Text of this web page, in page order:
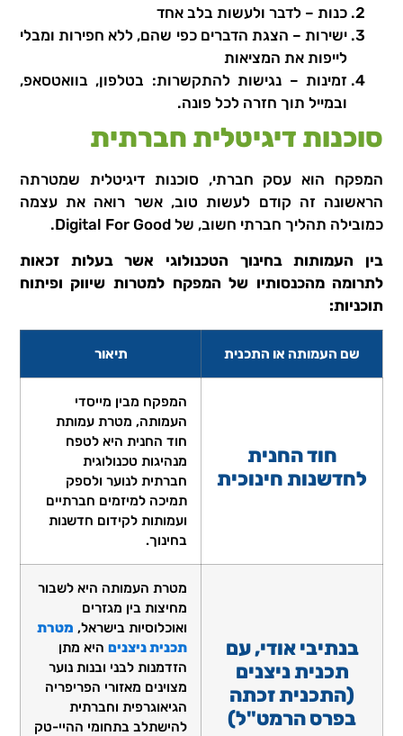
כנות – לדבר ולעשות בלב אחד
ישירות – הצגת הדברים כפי שהם, ללא חפירות ומבלי
לייפות את המציאות
זמינות – נגישות להתקשרות: בטלפון, בוואטסאפ,
ובמייל תוך חזרה לכל פונה.
סוכנות דיגיטלית חברתית
המפקח הוא עסק חברתי, סוכנות דיגיטלית שמטרתה
הראשונה זה קודם לעשות טוב, אשר רואה את עצמה
כמובילה תהליך חברתי חשוב, של Digital For Good.
בין העמותות בחינוך הטכנולוגי אשר בעלות זכאות
לתרומה מהכנסותיו של המפקח למטרות שיווק ופיתוח
תוכניות:
שם העמותה או התכנית תיאור
חוד החנית
לחדשנות חינוכית
המפקח מבין מייסדי
העמותה, מטרת עמותת
חוד החנית היא לטפח
מנהיגות טכנולוגית
חברתית לנוער ולספק
תמיכה למיזמים חברתיים
ועמותות לקידום חדשנות
בחינוך.
בנתיבי אודי, עם
תכנית ניצנים
(התכנית זכתה
בפרס הרמט"ל)
מטרת העמותה היא לשבור
מחיצות בין מגזרים
ואוכלוסיות בישראל, מטרת
תכנית ניצניםהיא מתן
הזדמנות לבני ובנות נוער
מצוינים מאזורי הפריפריה
הגיאוגרפית וחברתית
להישתלב בתחומי ההיי-טק